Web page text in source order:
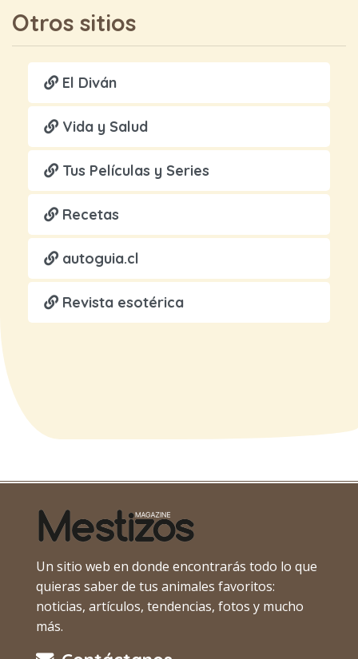
Otros sitios
El Diván
Vida y Salud
Tus Películas y Series
Recetas
autoguia.cl
Revista esotérica
Un sitio web en donde encontrarás todo lo que
quieras saber de tus animales favoritos:
noticias, artículos, tendencias, fotos y mucho
más.